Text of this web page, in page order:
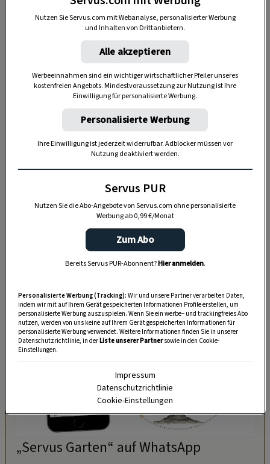
1. Was ist der Buchsbaumzünsler?
Buchsbaumzünslerist einSchädling
dessen Raupen Buchsbäume kahl fressen
können – traditionelle Formschnittgehölze
genauso wie ganze Hecken und Einfassungen.
Gärtner Johannes Käfer aus dem Mostviertel
kennt das Bild: Von manchen Pflanzen bleiben
am Ende nur kahle Äste und Zweige übrig. Der
Zünsler ist seit einigen Jahren in
mitteleuropäischen Gärten ein ernst zu
nehmendes Problem.
„Servus Garten“ auf WhatsApp
Nutzen Sie Servus.com mit Webanalyse, personalisierter Werbung
und Inhalten von Drittanbietern.
Alle akzeptieren
Werbeeinnahmen sind ein wichtiger wirtschaftlicher Pfeiler unseres
kostenfreien Angebots. Mindestvoraussetzung zur Nutzung ist Ihre
Einwilligung für personalisierte Werbung.
Personalisierte Werbung
Ihre Einwilligung ist jederzeit widerrufbar. Adblocker müssen vor
Nutzung deaktiviert werden.
Servus PUR
Nutzen Sie die Abo-Angebote von Servus.com ohne personalisierte
Werbung ab 0,99 €/Monat
Zum Abo
Bereits Servus PUR-Abonnent?Hier anmelden.
Personalisierte Werbung (Tracking): Wir und unsere Partner verarbeiten Daten,
indem wir mit auf Ihrem Gerät gespeicherten Informationen Profile erstellen, um
personalisierte Werbung auszuspielen. Wenn Sie ein werbe– und trackingfreies Abo
nutzen, werden von uns keine auf Ihrem Gerät gespeicherten Informationen für
personalisierte Werbung verwendet. Weitere Informationen finden Sie in unserer
Datenschutzrichtlinie, in derListe unserer Partnersowie in den Cookie-
Einstellungen.
Impressum
Datenschutzrichtlinie
Cookie-Einstellungen